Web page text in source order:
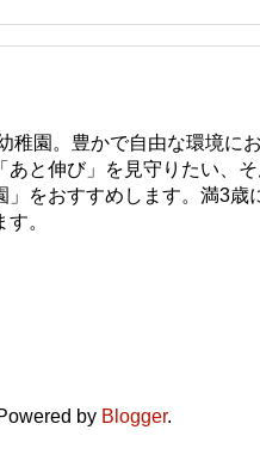
稚園。豊かで自由な環境に
と伸び」を見守りたい、
をおすすめします。満3歳
。
by Blogger.